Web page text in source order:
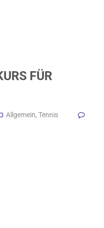
FÜR
Allgemein, Tennis